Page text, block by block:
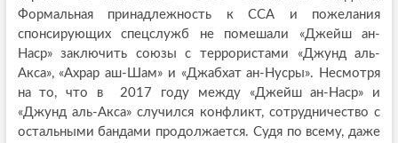
Формальная принадлежность к ССА и пожелания
спонсирующих спецслужб не помешали «Джейш ан-
Наср» заключить союзы с террористами «Джунд аль-
Акса», «Ахрар аш-Шам» и «Джабхат ан-Нусры». Несмотря
на то, что в 2017 году между «Джейш ан-Наср» и
«Джунд аль-Акса» случился конфликт, сотрудничество с
остальными бандами продолжается. Судя по всему, даже